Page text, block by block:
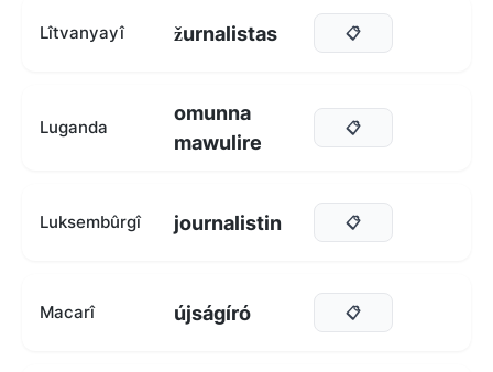
Lîtvanyayî žurnalistas 📋
Luganda
omunna
mawulire
📋
Luksembûrgî journalistin 📋
Macarî újságíró 📋